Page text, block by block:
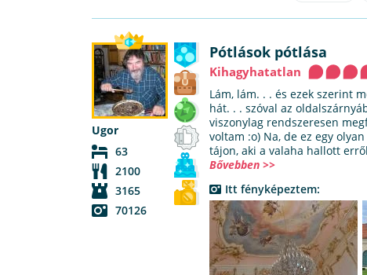
Ugor
63
2100
3165
70126
Pótlások pótlása
Kihagyhatatlan
Lám, lám. . . és ezek szerint
hát. . . szóval az
viszonylag rendszeresen
voltam :o) Na, de ez egy
tájon, aki a valaha hallott
Bővebben >>
Itt fényképeztem: